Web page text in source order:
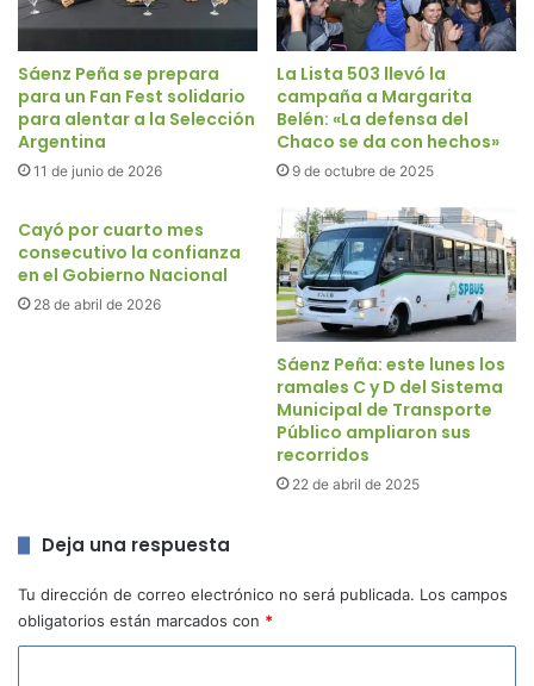
Sáenz Peña se prepara
para un Fan Fest solidario
para alentar a la Selección
Argentina
11 de junio de 2026
La Lista 503 llevó la
campaña a Margarita
Belén: «La defensa del
Chaco se da con hechos»
9 de octubre de 2025
Cayó por cuarto mes
consecutivo la confianza
en el Gobierno Nacional
28 de abril de 2026
Sáenz Peña: este lunes los
ramales C y D del Sistema
Municipal de Transporte
Público ampliaron sus
recorridos
22 de abril de 2025
Deja una respuesta
Tu dirección de correo electrónico no será publicada. Los campos
obligatorios están marcados con *